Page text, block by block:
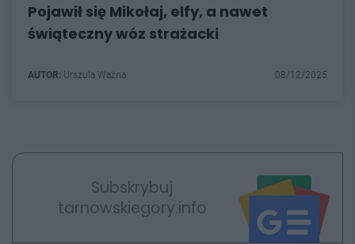
Pojawił się Mikołaj, elfy, a nawet
świąteczny wóz strażacki
AUTOR: Urszula Ważna 08/12/2025
Subskrybuj
tarnowskiegory.info